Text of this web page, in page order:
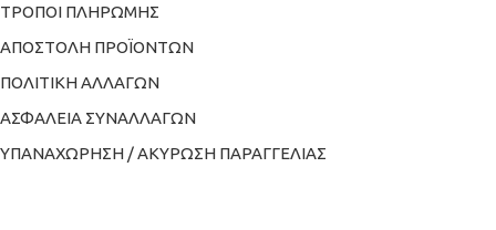
ΤΡΟΠΟΙ ΠΛΗΡΩΜΗΣ
ΑΠΟΣΤΟΛΗ ΠΡΟΪΟΝΤΩΝ
ΠΟΛΙΤΙΚΗ ΑΛΛΑΓΩΝ
ΑΣΦΑΛΕΙΑ ΣΥΝΑΛΛΑΓΩΝ
ΥΠΑΝΑΧΩΡΗΣΗ / ΑΚΥΡΩΣΗ ΠΑΡΑΓΓΕΛΙΑΣ